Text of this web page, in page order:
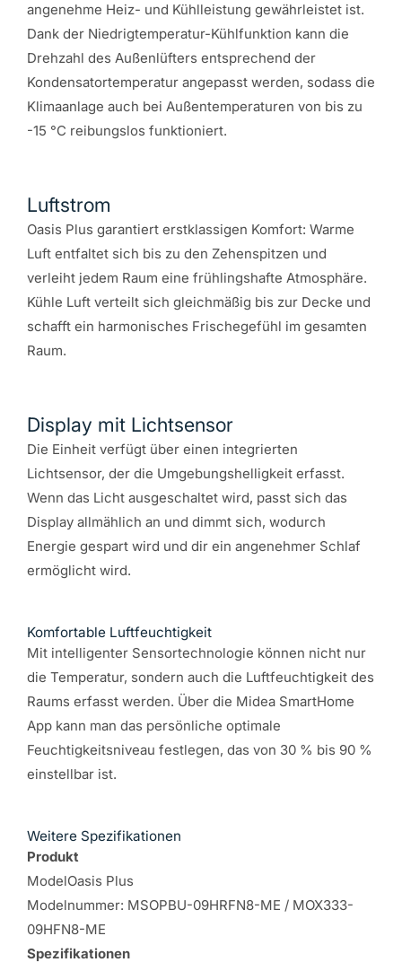
angenehme Heiz- und Kühlleistung gewährleistet ist.
Dank der Niedrigtemperatur-Kühlfunktion kann die
Drehzahl des Außenlüfters entsprechend der
Kondensatortemperatur angepasst werden, sodass die
Klimaanlage auch bei Außentemperaturen von bis zu
-15 °C reibungslos funktioniert.
Luftstrom
Oasis Plus garantiert erstklassigen Komfort: Warme
Luft entfaltet sich bis zu den Zehenspitzen und
verleiht jedem Raum eine frühlingshafte Atmosphäre.
Kühle Luft verteilt sich gleichmäßig bis zur Decke und
schafft ein harmonisches Frischegefühl im gesamten
Raum.
Display mit Lichtsensor
Die Einheit verfügt über einen integrierten
Lichtsensor, der die Umgebungshelligkeit erfasst.
Wenn das Licht ausgeschaltet wird, passt sich das
Display allmählich an und dimmt sich, wodurch
Energie gespart wird und dir ein angenehmer Schlaf
ermöglicht wird.
Komfortable Luftfeuchtigkeit
Mit intelligenter Sensortechnologie können nicht nur
die Temperatur, sondern auch die Luftfeuchtigkeit des
Raums erfasst werden. Über die Midea SmartHome
App kann man das persönliche optimale
Feuchtigkeitsniveau festlegen, das von 30 % bis 90 %
einstellbar ist.
Weitere Spezifikationen
Produkt
ModelOasis Plus
Modelnummer: MSOPBU-09HRFN8-ME / MOX333-
09HFN8-ME
Spezifikationen